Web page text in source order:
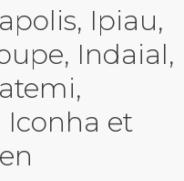
Ipiau,
Indaial,
Iconha et